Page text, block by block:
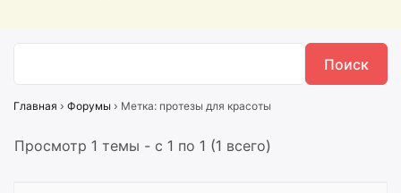
Главная › Форумы › Метка: протезы для красоты
Просмотр 1 темы - с 1 по 1 (1 всего)